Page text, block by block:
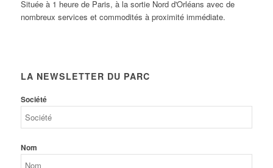
Située à 1 heure de Paris, à la sortie Nord d'Orléans avec de
nombreux services et commodités à proximité immédiate.
LA NEWSLETTER DU PARC
Société
Nom